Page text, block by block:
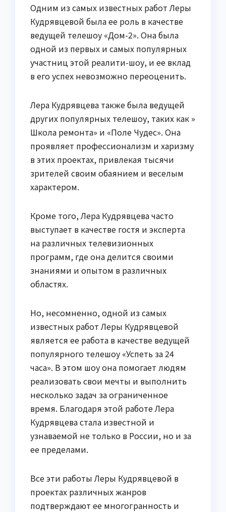
Одним из самых известных работ Леры
Кудрявцевой была ее роль в качестве
ведущей телешоу «Дом-2». Она была
одной из первых и самых популярных
участниц этой реалити-шоу, и ее вклад
в его успех невозможно переоценить.
Лера Кудрявцева также была ведущей
других популярных телешоу, таких как »
Школа ремонта» и «Поле Чудес». Она
проявляет профессионализм и харизму
в этих проектах, привлекая тысячи
зрителей своим обаянием и веселым
характером.
Кроме того, Лера Кудрявцева часто
выступает в качестве гостя и эксперта
на различных телевизионных
программ, где она делится своими
знаниями и опытом в различных
областях.
Но, несомненно, одной из самых
известных работ Леры Кудрявцевой
является ее работа в качестве ведущей
популярного телешоу «Успеть за 24
часа». В этом шоу она помогает людям
реализовать свои мечты и выполнить
несколько задач за ограниченное
время. Благодаря этой работе Лера
Кудрявцева стала известной и
узнаваемой не только в России, но и за
ее пределами.
Все эти работы Леры Кудрявцевой в
проектах различных жанров
подтверждают ее многогранность и